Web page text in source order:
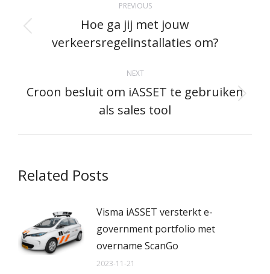
navigation
PREVIOUS
Previous
post:
Hoe ga jij met jouw
verkeersregelinstallaties om?
NEXT
post:
Croon besluit om iASSET te gebruiken
als sales tool
Related Posts
Visma iASSET versterkt e-
government portfolio met
overname ScanGo
2023-11-21